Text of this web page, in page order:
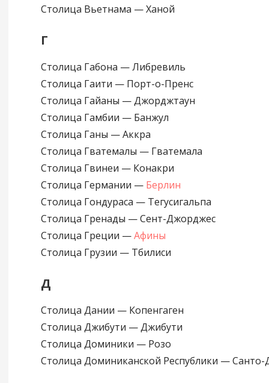
Столица Вьетнама — Ханой
Г
Столица Габона — Либревиль
Столица Гаити — Порт-о-Пренс
Столица Гайаны — Джорджтаун
Столица Гамбии — Банжул
Столица Ганы — Аккра
Столица Гватемалы — Гватемала
Столица Гвинеи — Конакри
Столица Германии — Берлин
Столица Гондураса — Тегусигальпа
Столица Гренады — Сент-Джорджес
Столица Греции —Афины
Столица Грузии — Тбилиси
Д
Столица Дании — Копенгаген
Столица Джибути — Джибути
Столица Доминики — Розо
Столица Доминиканской Республики —